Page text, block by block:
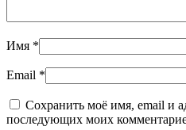
Имя *
Email *
Сохранить моё имя, email и
последующих моих